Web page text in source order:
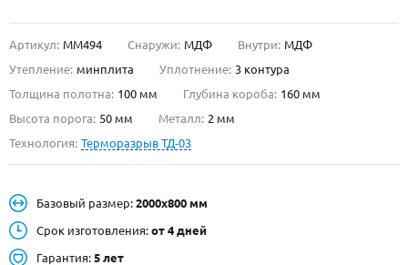
О НАС
Металлические двери от производителя с доставкой и установкой в
НАЙТИ:
ПН-СБ - с 9:00 до 21:00, ВС - до 19:00
Артикул: ММ494 Снаружи: МДФ Внутри: МДФ
Утепление: минплита Уплотнение: 3 контура
Толщина полотна: 100 мм Глубина короба: 160 мм
Высота порога: 50 мм Металл: 2 мм
Технология: Терморазрыв ТД-03
Базовый размер: 2000х800 мм
Срок изготовления: от 4 дней
Гарантия: 5 лет